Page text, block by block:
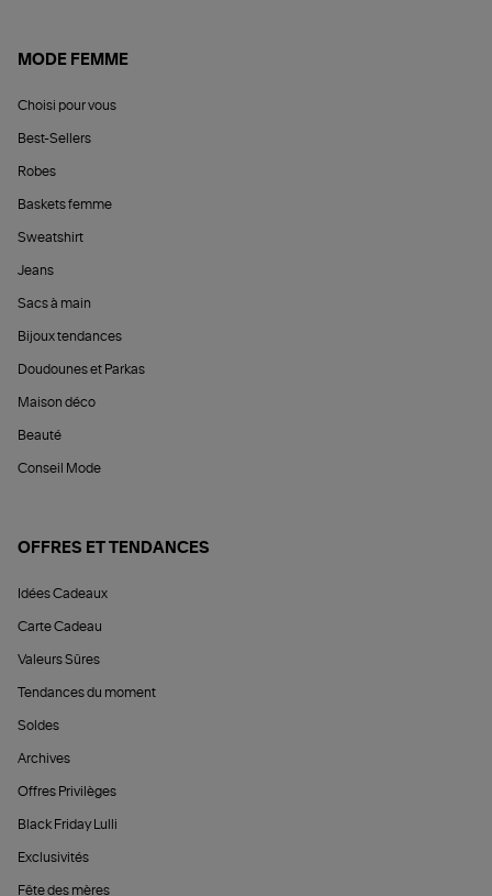
MODE FEMME
Choisi pour vous
Best-Sellers
Robes
Baskets femme
Sweatshirt
Jeans
Sacs à main
Bijoux tendances
Doudounes et Parkas
Maison déco
Beauté
Conseil Mode
OFFRES ET TENDANCES
Idées Cadeaux
Carte Cadeau
Valeurs Sûres
Tendances du moment
Soldes
Archives
Offres Privilèges
Black Friday Lulli
Exclusivités
Fête des mères